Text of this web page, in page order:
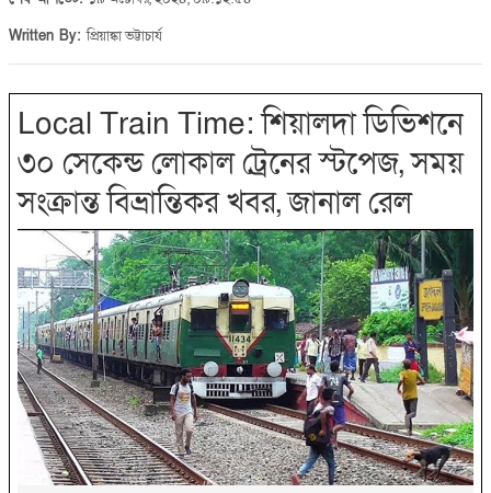
Written By:প্রিয়াঙ্কা ভট্টাচার্য
Local Train Time: শিয়ালদা ডিভিশনে
৩০ সেকেন্ড লোকাল ট্রেনের স্টপেজ, সময়
সংক্রান্ত বিভ্রান্তিকর খবর, জানাল রেল